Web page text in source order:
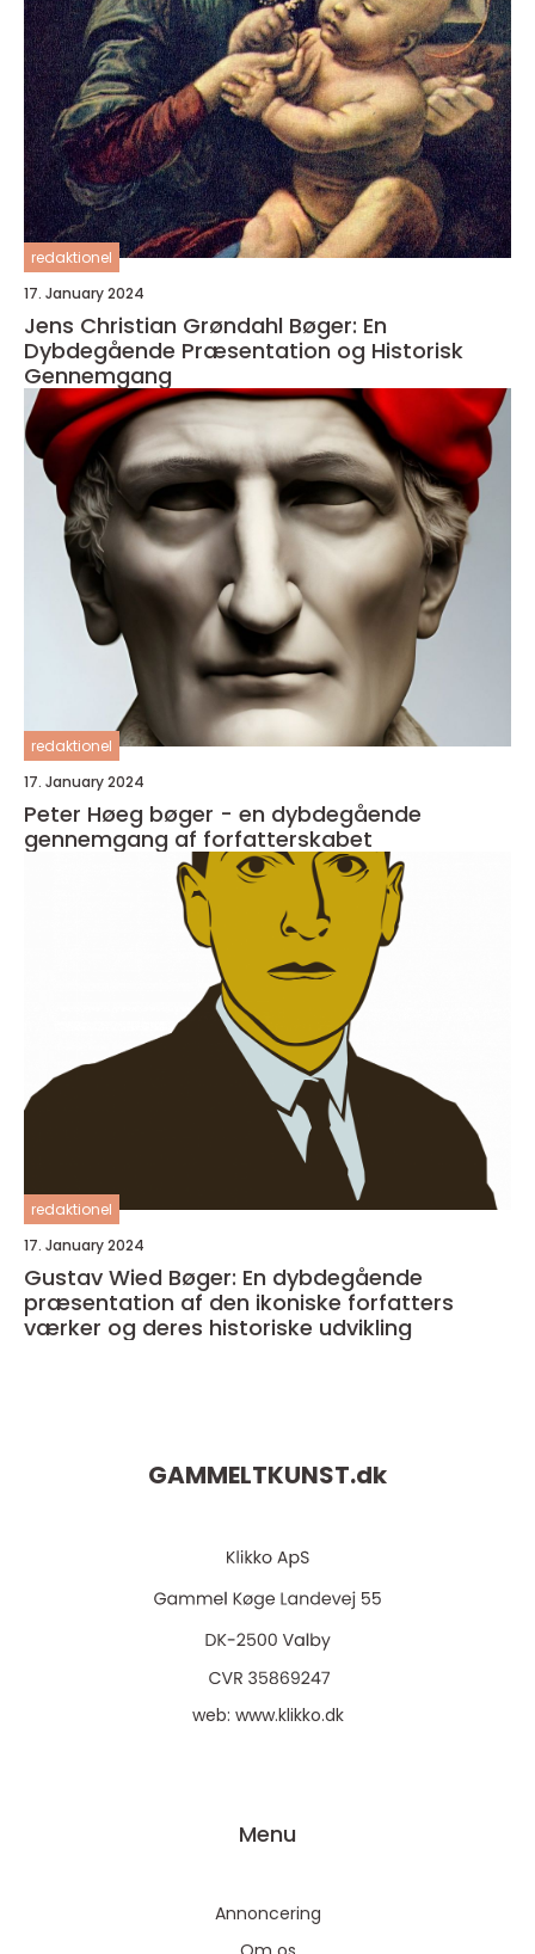
redaktionel
17. January 2024
Jens Christian Grøndahl Bøger: En
Dybdegående Præsentation og Historisk
Gennemgang
redaktionel
17. January 2024
Peter Høeg bøger - en dybdegående
gennemgang af forfatterskabet
redaktionel
17. January 2024
Gustav Wied Bøger: En dybdegående
præsentation af den ikoniske forfatters
værker og deres historiske udvikling
GAMMELTKUNST.dk
web: www.klikko.dk
Menu
Annoncering